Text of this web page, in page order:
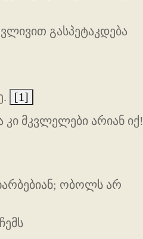
გასპეტაკდება
[1]
მკვლელები არიან იქ!
ობოლს არ